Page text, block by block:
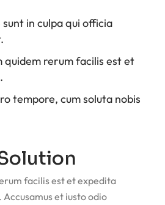
sunt in culpa qui officia
quidem rerum facilis est et
tempore, cum soluta nobis
facilis est et expedita
et iusto odio